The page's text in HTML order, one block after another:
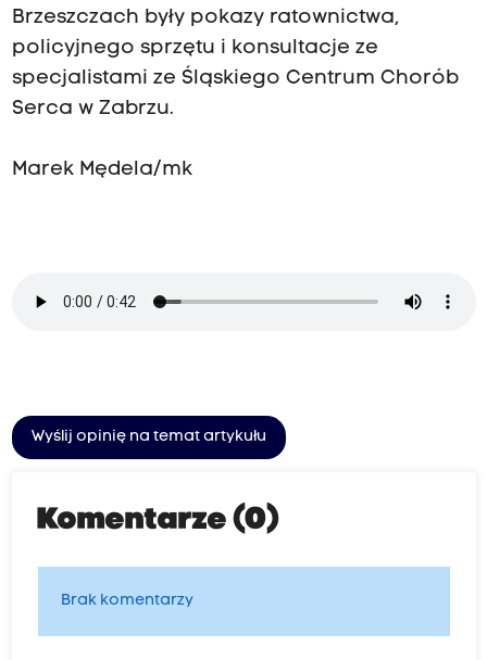
Brzeszczach były pokazy ratownictwa,
policyjnego sprzętu i konsultacje ze
specjalistami ze Śląskiego Centrum Chorób
Serca w Zabrzu.
Marek Mędela/mk
Wyślij opinię na temat artykułu
Komentarze (0)
Brak komentarzy